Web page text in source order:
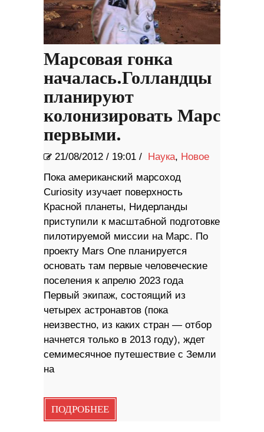
Марсовая гонка
началась.Голландцы
планируют
колонизировать Марс
первыми.
21/08/2012 / 19:01 / Наука, Новое
Пока американский марсоход
Curiosity изучает поверхность
Красной планеты, Нидерланды
приступили к масштабной подготовке
пилотируемой миссии на Марс. По
проекту Mars One планируется
основать там первые человеческие
поселения к апрелю 2023 года
Первый экипаж, состоящий из
четырех астронавтов (пока
неизвестно, из каких стран — отбор
начнется только в 2013 году), ждет
семимесячное путешествие с Земли
на
ПОДРОБНЕЕ